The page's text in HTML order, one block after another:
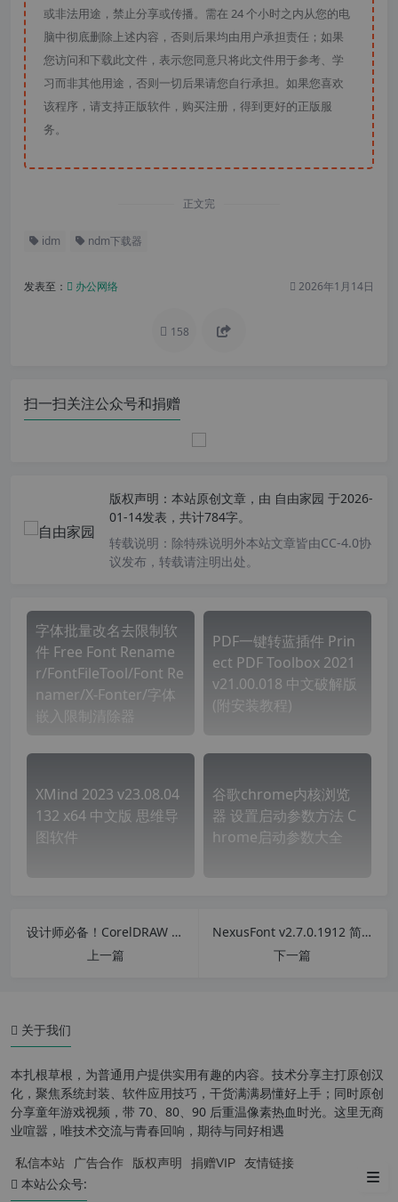
或非法用途，禁止分享或传播。需在 24 个小时之内从您的电
脑中彻底删除上述内容，否则后果均由用户承担责任；如果
您访问和下载此文件，表示您同意只将此文件用于参考、学
习而非其他用途，否则一切后果请您自行承担。如果您喜欢
该程序，请支持正版软件，购买注册，得到更好的正版服
务。
正文完
idm ndm下载器
发表至： 办公网络 2026年1月14日
158
扫一扫关注公众号和捐赠
版权声明： 本站原创文章，由 自由家园 于2026-
01-14发表，共计784字。
转载说明： 除特殊说明外本站文章皆由CC-4.0协
议发布，转载请注明出处。
字体批量改名去限制软
件 Free Font Rename
r/FontFileTool/Font Re
namer/X-Fonter/字体
嵌入限制清除器
PDF一键转蓝插件 Prin
ect PDF Toolbox 2021
v21.00.018 中文破解版
(附安装教程)
XMind 2023 v23.08.04
132 x64 中文版 思维导
图软件
谷歌chrome内核浏览
器 设置启动参数方法 C
hrome启动参数大全
设计师必备！CorelDRAW X4增强版 功能强大、永不过期、免折腾的终极设计利器
上一篇
NexusFont v2.7.0.1912 简体中文版 免费超实用漂亮的字体预览管理工具
下一篇
下载地址
关于我们
本扎根草根，为普通用户提供实用有趣的内容。技术分享主打原创汉
化，聚焦系统封装、软件应用技巧，干货满满易懂好上手；同时原创
分享童年游戏视频，带 70、80、90 后重温像素热血时光。这里无商
业喧嚣，唯技术交流与青春回响，期待与同好相遇
私信本站 广告合作 版权声明 捐赠VIP 友情链接
本站公众号: